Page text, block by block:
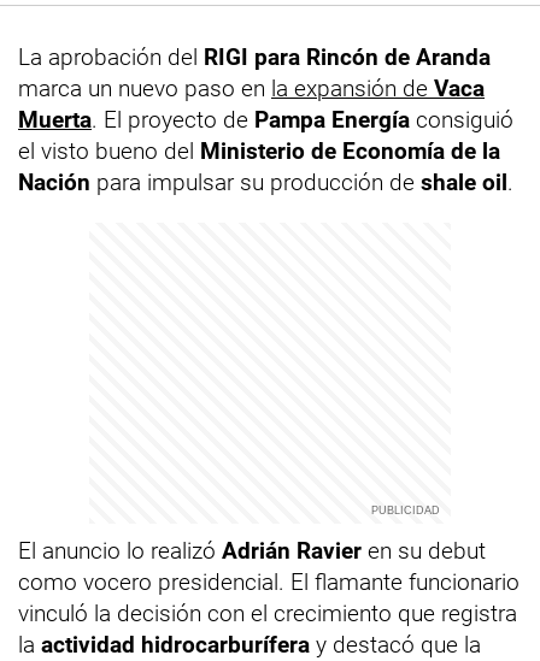
La aprobación del RIGI para Rincón de Aranda
marca un nuevo paso en la expansión de Vaca
Muerta. El proyecto de Pampa Energía consiguió
el visto bueno del Ministerio de Economía de la
Nación para impulsar su producción de shale oil.
El anuncio lo realizó Adrián Ravier en su debut
como vocero presidencial. El flamante funcionario
vinculó la decisión con el crecimiento que registra
la actividad hidrocarburífera y destacó que la